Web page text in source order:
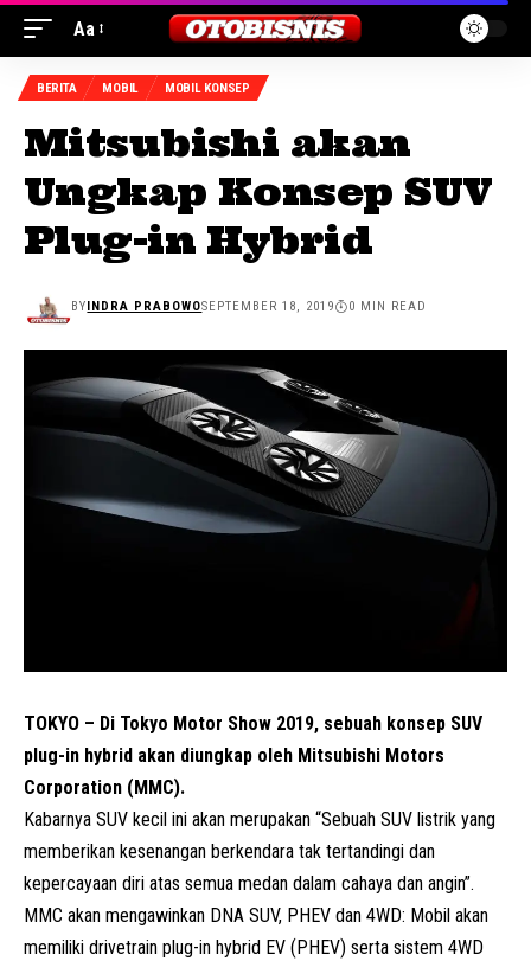
Aa
BERITA MOBIL MOBIL KONSEP
Mitsubishi akan
Ungkap Konsep SUV
Plug-in Hybrid
BYINDRA PRABOWOSEPTEMBER 18, 2019 0 MIN READ
TOKYO – Di Tokyo Motor Show 2019, sebuah konsep SUV
plug-in hybrid akan diungkap oleh Mitsubishi Motors
Corporation (MMC).
Kabarnya SUV kecil ini akan merupakan “Sebuah SUV listrik yang
memberikan kesenangan berkendara tak tertandingi dan
kepercayaan diri atas semua medan dalam cahaya dan angin”.
MMC akan mengawinkan DNA SUV, PHEV dan 4WD: Mobil akan
memiliki drivetrain plug-in hybrid EV (PHEV) serta sistem 4WD